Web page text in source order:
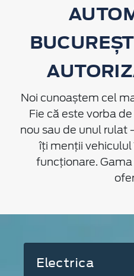
Noi cunoaștem cel
Fie că este vorba
nou sau de unul rulat
îți menții
funcționare.
Electrica